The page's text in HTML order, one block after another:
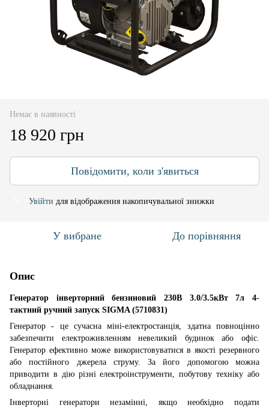
Немає в наявності
18 920 грн
Повідомити, коли з'явиться
Увійти для відображення накопичувальної знижки
У вибране До порівняння
Опис
Генератор інверторний бензиновий 230В 3.0/3.5кВт 7л 4-
тактний ручний запуск SIGMA (5710831)
Генератор - це сучасна міні-електростанція, здатна повноцінно
забезпечити електроживленням невеликий будинок або офіс.
Генератор ефективно може використовуватися в якості резервного
або постійного джерела струму. За його допомогою можна
приводити в дію різні електроінструменти, побутову техніку або
обладнання.
Інверторні генератори незамінні, якщо необхідно подати